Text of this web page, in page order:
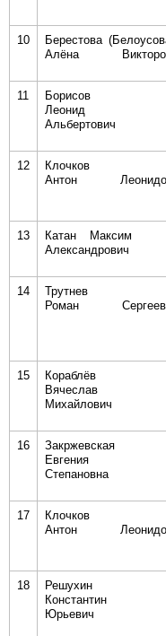
10
Берестова
Алёна
11
Альбертович
12
Антон
13
Катан
Александрович
14
Роман
15
Кораблёв
Михайлович
16
Степановна
17
Антон
18
Решухин
Юрьевич